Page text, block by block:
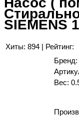
SIEMENS
Хиты: 894 | Рейтинг:
Бренд:
Вес: